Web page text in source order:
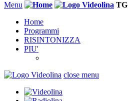
Menu
TG
Home
Programmi
RISINTONIZZA
PIU'
close menu